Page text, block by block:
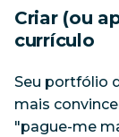
Criar (ou
currículo
Seu portfólio
mais
"pague-me